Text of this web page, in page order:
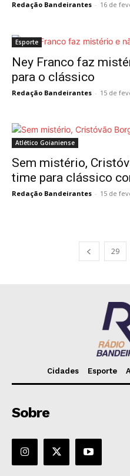
Redação Bandeirantes - 16 de
Esporte
Ney Franco faz
para o clássico
Redação Bandeirantes - 15 de
Atlético Goianiense
Sem mistério,
time para clássico
Redação Bandeirantes - 15 de
29
Cidades Esporte
Sobre